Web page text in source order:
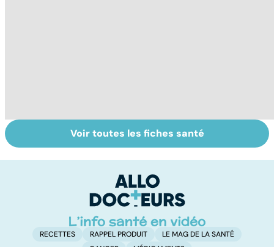
Tout savoir sur
les infections
Inflammation des
amygdales : que
d'angine ?
Voir toutes les fiches santé
RECETTES RAPPEL PRODUIT
LE MAG DE LA SANTÉ